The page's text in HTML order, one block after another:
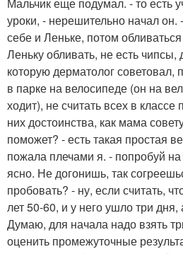
уроки, - нерешительно начал он.
себе и Леньке, потом
Леньку обливать, не есть чипсы,
которую дерматолог
в парке на велосипеде (он на
ходит), не считать всех в
них достоинства, как мама
поможет? - есть такая простая
пожала плечами я. - попробуй на
ясно. Не догонишь, так
пробовать? - ну, если считать,
лет 50-60, и у него ушло три
Думаю, для начала надо взять
оценить промежуточные